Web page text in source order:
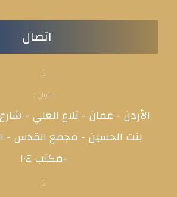
اتصال
عنوان :
الأردن - عمان - تلاع العلي -
بنت الحسين - مجمع القدس -
-مكتب ١٠٤